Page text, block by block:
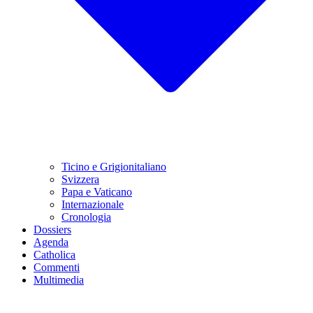
Ticino e Grigionitaliano
Svizzera
Papa e Vaticano
Internazionale
Cronologia
Dossiers
Agenda
Catholica
Commenti
Multimedia